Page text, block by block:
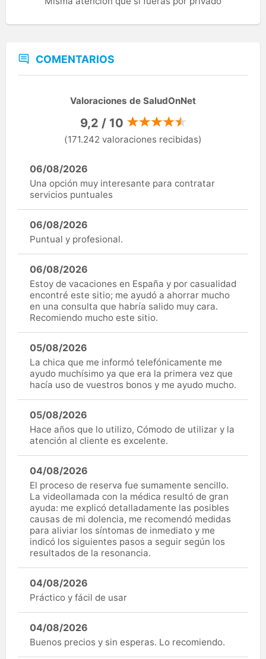
COMENTARIOS
Valoraciones de SaludOnNet
9,2 / 10
(171.242 valoraciones recibidas)
06/08/2026
Una opción muy interesante para contratar
servicios puntuales
06/08/2026
Puntual y profesional.
06/08/2026
Estoy de vacaciones en España y por casualidad
encontré este sitio; me ayudó a ahorrar mucho
en una consulta que habría salido muy cara.
Recomiendo mucho este sitio.
05/08/2026
La chica que me informó telefónicamente me
ayudo muchísimo ya que era la primera vez que
hacía uso de vuestros bonos y me ayudo mucho.
05/08/2026
Hace años que lo utilizo, Cómodo de utilizar y la
atención al cliente es excelente.
04/08/2026
El proceso de reserva fue sumamente sencillo.
La videollamada con la médica resultó de gran
ayuda: me explicó detalladamente las posibles
causas de mi dolencia, me recomendó medidas
para aliviar los síntomas de inmediato y me
indicó los siguientes pasos a seguir según los
resultados de la resonancia.
04/08/2026
Práctico y fácil de usar
04/08/2026
Buenos precios y sin esperas. Lo recomiendo.